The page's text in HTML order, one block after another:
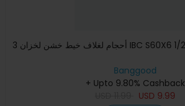
Banggood
+ Upto 9.80% Cashback
USD 9.99